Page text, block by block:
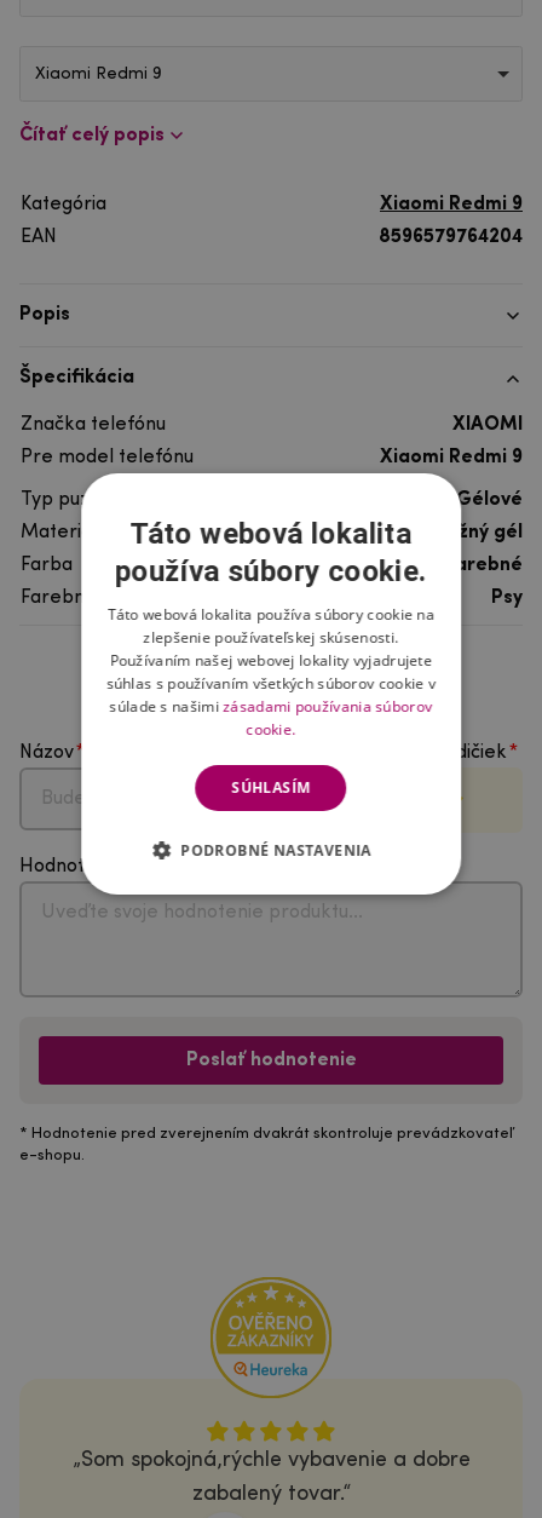
Xiaomi Redmi 9
Čítať celý popis
Kategória
Xiaomi Redmi 9
EAN
8596579764204
Popis
Špecifikácia
Značka telefónu
XIAOMI
Pre model telefónu
Xiaomi Redmi 9
Typ puzdra
Gélové
Materiál
pružný gél
Farba
viacfarebné
Farebný motív
Psy
Hodnotenie produktu
Názov Vyberte počet hviezdičiek
Hodnotenie
Poslať hodnotenie
* Hodnotenie pred zverejnením dvakrát skontroluje prevádzkovateľ
e-shopu.
Som spokojná,rýchle vybavenie a dobre
zabalený tovar.
Táto webová lokalita
používa súbory cookie.
Táto webová lokalita používa súbory cookie na
zlepšenie používateľskej skúsenosti.
Používaním našej webovej lokality vyjadrujete
súhlas s používaním všetkých súborov cookie v
súlade s našimizásadami používania súborov
cookie.
SÚHLASÍM
PODROBNÉ NASTAVENIA